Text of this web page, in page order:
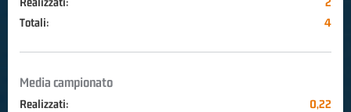
Totali:
4
Media campionato
Realizzati:
0,22